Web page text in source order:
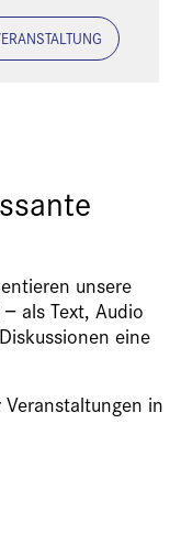
unsere
als Text, Audio
eine
in